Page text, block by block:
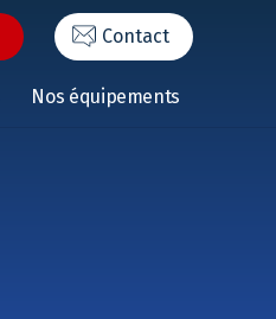
Contact
Nos équipements